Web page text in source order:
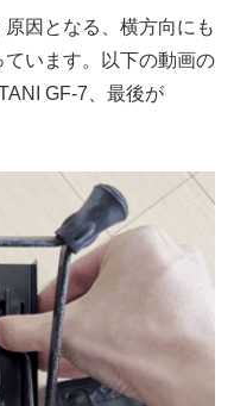
因となる、横方向にも
います。以下の動画の
GF-7、最後が